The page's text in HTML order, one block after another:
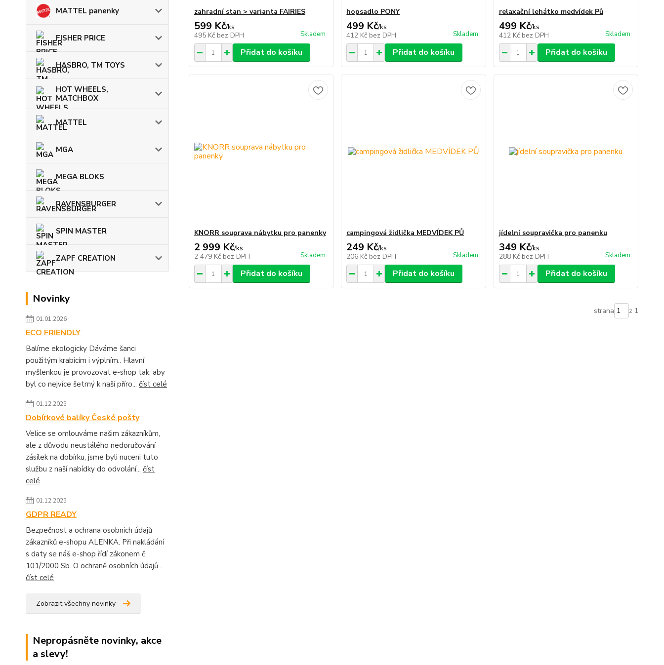
MATTEL panenky
FISHER PRICE
HASBRO, TM TOYS
HOT WHEELS,
MATCHBOX
MATTEL
MGA
MEGA BLOKS
RAVENSBURGER
SPIN MASTER
ZAPF CREATION
Novinky
01.01.2026
ECO FRIENDLY
Balíme ekologicky Dáváme šanci
použitým krabicím i výplním.. Hlavní
myšlenkou je provozovat e-shop tak, aby
byl co nejvíce šetrný k naší příro... číst celé
01.12.2025
Dobírkové balíky České pošty
Velice se omlouváme našim zákazníkům,
ale z důvodu neustálého nedoručování
zásilek na dobírku, jsme byli nuceni tuto
službu z naší nabídky do odvolání... číst
celé
01.12.2025
GDPR READY
Bezpečnost a ochrana osobních údajů
zákazníků e-shopu ALENKA. Při nakládání
s daty se náš e-shop řídí zákonem č.
101/2000 Sb. O ochraně osobních údajů...
číst celé
Zobrazit všechny novinky
Nepropásněte novinky, akce
a slevy!
zahradní stan > varianta FAIRIES
599 Kč/ks
495 Kč bez DPH Skladem
Přidat do košíku
hopsadlo PONY
499 Kč/ks
412 Kč bez DPH Skladem
Přidat do košíku
relaxační lehátko medvídek Pů
499 Kč/ks
412 Kč bez DPH Skladem
Přidat do košíku
KNORR souprava nábytku pro panenky
2 999 Kč/ks
2 479 Kč bez DPH Skladem
Přidat do košíku
campingová židlička MEDVÍDEK PŮ
249 Kč/ks
206 Kč bez DPH Skladem
Přidat do košíku
jídelní soupravička pro panenku
349 Kč/ks
288 Kč bez DPH Skladem
Přidat do košíku
strana z 1